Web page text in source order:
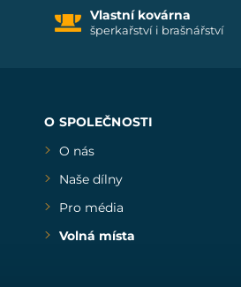
Vlastní kovárna
šperkařství i brašnářství
O SPOLEČNOSTI
O nás
Naše dílny
Pro média
Volná místa